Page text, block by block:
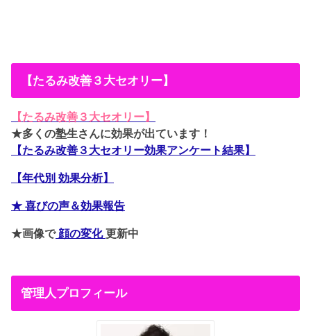
【たるみ改善３大セオリー】
【たるみ改善３大セオリー】
★多くの塾生さんに効果が出ています！
【たるみ改善３大セオリー効果アンケート結果】
【年代別 効果分析】
★ 喜びの声＆効果報告
★画像で顔の変化更新中
管理人プロフィール